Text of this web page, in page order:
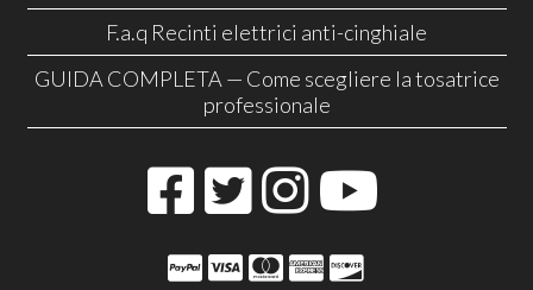
F.a.q Recinti elettrici anti-cinghiale
GUIDA COMPLETA — Come scegliere la tosatrice
professionale